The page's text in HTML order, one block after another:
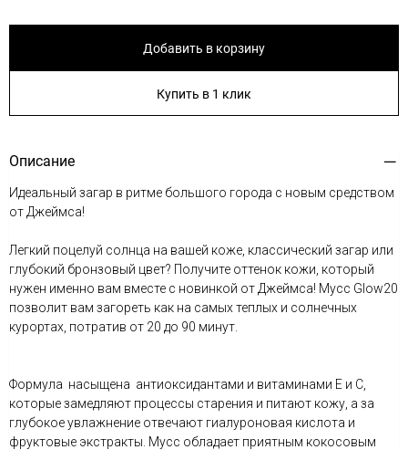
Добавить в корзину
Купить в 1 клик
Описание
Идеальный загар в ритме большого города с новым средством
от Джеймса!
Легкий поцелуй солнца на вашей коже, классический загар или
глубокий бронзовый цвет? Получите оттенок кожи, который
нужен именно вам вместе с новинкой от Джеймса! Мусс Glow20
позволит вам загореть как на самых теплых и солнечных
курортах, потратив от 20 до 90 минут.
Формула насыщена антиоксидантами и витаминами Е и С,
которые замедляют процессы старения и питают кожу, а за
глубокое увлажнение отвечают гиалуроновая кислота и
фруктовые экстракты. Мусс обладает приятным кокосовым